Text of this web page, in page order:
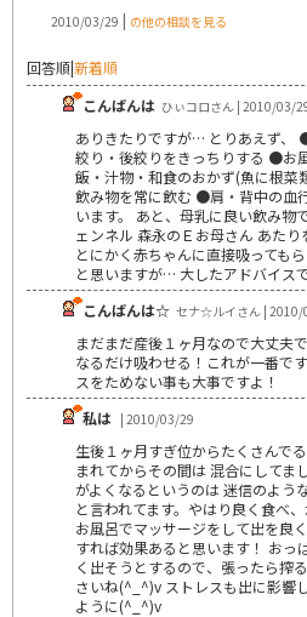
2010/03/29 | の他の相談を見る
回答順|新着順
こんばんは ひぃコロさん | 2010/03/
ありきたりですが… とりあえず
絞り・後絞りをきっちりする ●お
飯・汁物・和食のおかず(魚に根
飲み物を常に飲む ●肩・背中の血
います。 あと、母乳に良い飲み物
ェンネル 森永のＥお母さん あたり
とにかく赤ちゃんに直接吸っても
と思いますが… 大したアドバイス
こんばんは☆ セナ☆ルイさん | 2010/
まだまだ産後１ヶ月なので大丈夫
なるだけ吸わせる！これが一番で
スをためない事も大事ですよ！
私は | 2010/03/29
生後１ヶ月すぎ位からたくさんで
まれてからその間は 混合にしてま
がよくなるというのは 迷信のよう
と言われてます。やはり良く食べ
お風呂でマッサージをして出を良
すれば効果あると思います！ おっ
く出そうとするので、張ったら搾
さいね(^_^)v ストレスも出に影響
ように(^_^)v